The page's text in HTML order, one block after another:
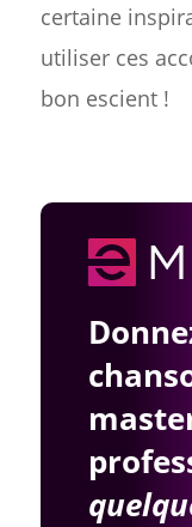
certaine
utiliser ces
bon escient !